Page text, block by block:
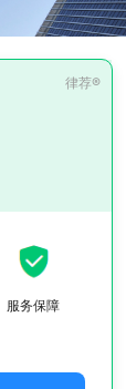
服务保障